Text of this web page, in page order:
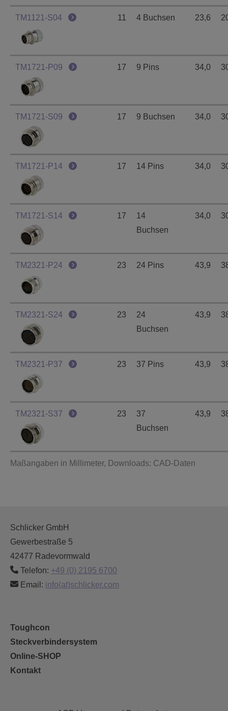
Maßangaben in Millimeter, Downloads: CAD-Daten
TM1121-S04 11 4 Buchsen 23,6
TM1721-P09 17 9 Pins 34,0
TM1721-S09 17 9 Buchsen 34,0
TM1721-P14 17 14 Pins 34,0
TM1721-S14 17
14
Buchsen
34,0
TM2321-P24 23 24 Pins 43,9
TM2321-S24 23
24
Buchsen
43,9
TM2321-P37 23 37 Pins 43,9
TM2321-S37 23
37
Buchsen
43,9
Schlicker GmbH
Gewerbestraße 5
42477 Radevormwald
Telefon: +49 (0) 2195 6700
Email: info(at)schlicker.com
Toughcon
Steckverbindersystem
Online-SHOP
Kontakt